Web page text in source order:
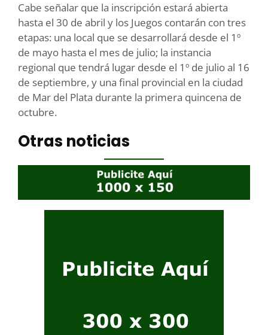
Cabe señalar que la inscripción estará abierta
hasta el 30 de abril y los Juegos contarán con tres
etapas: una local que se desarrollará desde el 1º
de mayo hasta el mes de julio; la instancia
regional que tendrá lugar desde el 1º de julio al 16
de septiembre, y una final provincial en la ciudad
de Mar del Plata durante la primera quincena de
octubre.
Otras noticias